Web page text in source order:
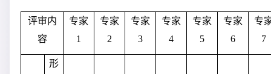
评审内
容
专家
1
专家
2
专家
3
专家
4
专家
5
专家
6
专
7
形